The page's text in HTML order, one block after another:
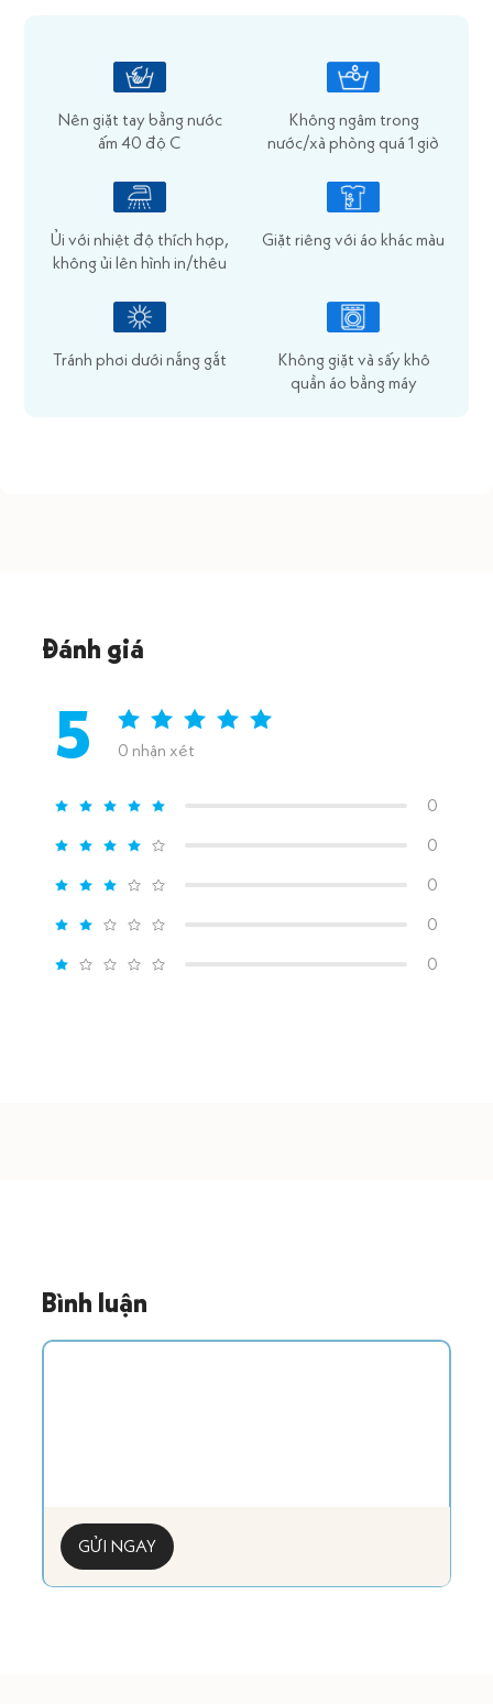
Nên giặt tay bằng nước
ấm 40 độ C
Không ngâm trong
nước/xà phòng quá 1 giờ
Ủi với nhiệt độ thích hợp,
không ủi lên hình in/thêu
Giặt riêng với áo khác màu
Tránh phơi dưới nắng gắt
Không giặt và sấy khô
quần áo bằng máy
Đánh giá
5 0 nhận xét
0
0
0
0
0
Bình luận
GỬI NGAY